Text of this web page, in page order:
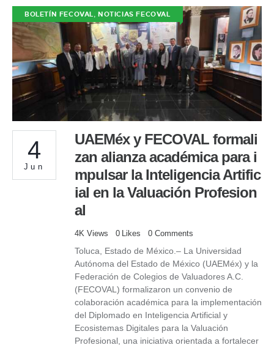
BOLETÍN FECOVAL , NOTICIAS FECOVAL
4
Jun
UAEMéx y FECOVAL formali
zan alianza académica para i
mpulsar la Inteligencia Artific
ial en la Valuación Profesion
al
4K Views 0 Likes 0 Comments
Toluca, Estado de México.– La Universidad
Autónoma del Estado de México (UAEMéx) y la
Federación de Colegios de Valuadores A.C.
(FECOVAL) formalizaron un convenio de
colaboración académica para la implementación
del Diplomado en Inteligencia Artificial y
Ecosistemas Digitales para la Valuación
Profesional, una iniciativa orientada a fortalecer